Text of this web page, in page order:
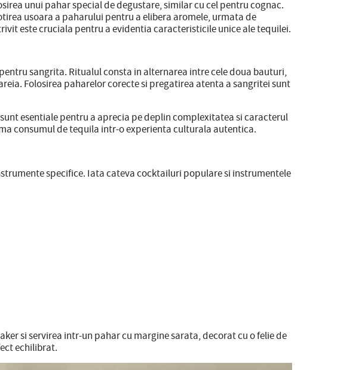
unui pahar special de degustare, similar cu cel pentru cognac.
usoara a paharului pentru a elibera aromele, urmata de
este cruciala pentru a evidentia caracteristicile unice ale tequilei.
sangrita. Ritualul consta in alternarea intre cele doua bauturi,
Folosirea paharelor corecte si pregatirea atenta a sangritei sunt
esentiale pentru a aprecia pe deplin complexitatea si caracterul
consumul de tequila intr-o experienta culturala autentica.
specifice. Iata cateva cocktailuri populare si instrumentele
si servirea intr-un pahar cu margine sarata, decorat cu o felie de
echilibrat.